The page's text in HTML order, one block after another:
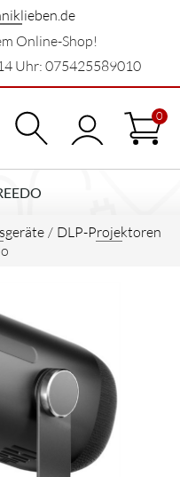
Online-Shop!
Uhr: 075425589010
0
/ DLP-Projektoren